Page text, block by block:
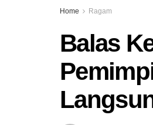
Home Ragam
Balas